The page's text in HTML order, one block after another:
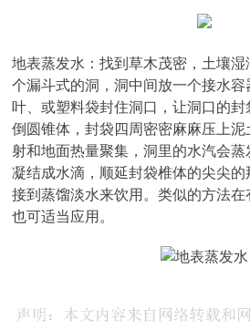
地表蒸发水：找到草木茂密，土壤
个漏斗式的洞，洞中间放一个接水
叶、或塑料袋封住洞口，让洞口的
倒圆锥体，封袋四周密密麻麻压上
射和地面热量聚集，洞里的水汽会
凝结成水滴，顺延封袋椎体的尖尖
接到蒸馏淡水来饮用。类似的方法
也可适当应用。